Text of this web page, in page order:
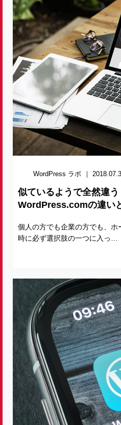
WordPress ラボ
似ているようで全然違
WordPress.comの違い
個人の方でも企業の方でも、
時に必ず選択肢の一つに入っ…